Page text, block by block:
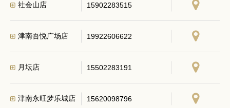
社会山店 15902283515
津南吾悦广场店 19922606622
月坛店 15502283191
津南永旺梦乐城店 15620098796